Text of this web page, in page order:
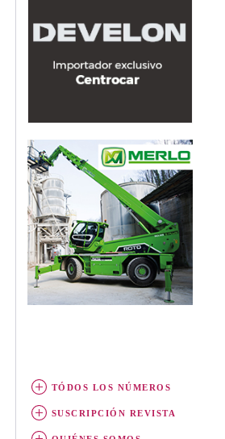
TÓDOS LOS NÚMEROS
SUSCRIPCIÓN REVISTA